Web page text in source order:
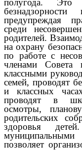
предупреждая
среди
родителей.
на охрану
по работе с
членами Совета
классными
семей, проводят
и классных
проводят в
осмотры,
родительских
здоровья
позволяет